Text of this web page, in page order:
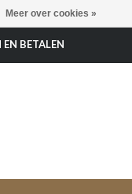
BETALEN
Meer over cookies »